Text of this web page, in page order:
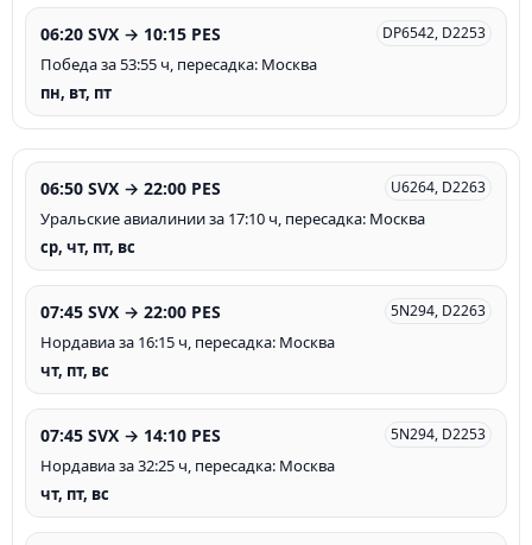
06:20 SVX → 10:15 PES DP6542, D2253
Победа за 53:55 ч, пересадка: Москва
пн, вт, пт
06:50 SVX → 22:00 PES U6264, D2263
Уральские авиалинии за 17:10 ч, пересадка: Москва
ср, чт, пт, вс
07:45 SVX → 22:00 PES 5N294, D2263
Нордавиа за 16:15 ч, пересадка: Москва
чт, пт, вс
07:45 SVX → 14:10 PES 5N294, D2253
Нордавиа за 32:25 ч, пересадка: Москва
чт, пт, вс